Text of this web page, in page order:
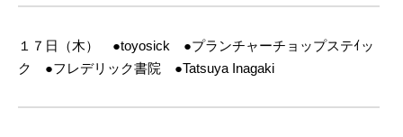
１７日（木） ●toyosick ●プランチャーチョップステｲッ
ク ●フレデリック書院 ●Tatsuya Inagaki